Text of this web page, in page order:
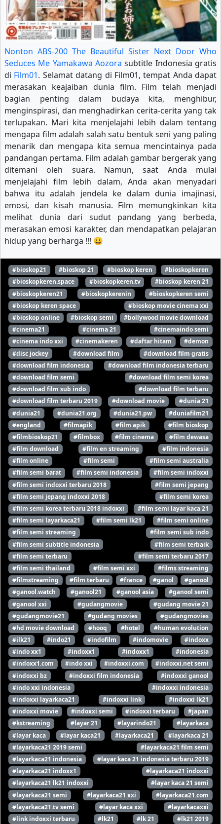
Nonton ABS-200 The Beautiful Sister Next Door Who
Seduces Me Yamakawa Aozora subtitle Indonesia gratis
di Film01. Selamat datang di Film01, tempat Anda dapat
merasakan keajaiban dunia film. Film telah menjadi
bagian penting dalam budaya kita, menghibur,
menginspirasi, dan menghadirkan cerita-cerita yang tak
terlupakan. Mari kita menjelajahi lebih dalam tentang
mengapa film adalah salah satu bentuk seni yang paling
menarik dan mengapa kita semua mencintainya pada
pandangan pertama. Film adalah gambar bergerak yang
ditemani oleh suara. Namun, saat Anda mulai
menjelajahi film lebih dalam, Anda akan menyadari
bahwa itu adalah jendela ke dalam dunia imajinasi,
emosi, dan kisah manusia. Film memungkinkan kita
melihat dunia dari sudut pandang yang berbeda,
merasakan emosi karakter, dan mendapatkan pelajaran
hidup yang berharga !!! 😀
#bioskop21 #bioskop 21 #bioskop keren
#bioskopkeren
#bioskopkeren.space
#bioskopkeren.tv
#bioskop keren 21
#bioskopkeren21
#bioskopkerenin
#bioskopkeren semi
#bioskop keren space
#bioskop movie cinema xxi
#bioskop online
#bioskop semi
#bollywood movie download
#cinema21
#cinema 21
#cinemaindo semi
#cinema indo xxi
#cinemakeren #daftar hitam
#demon
#disc jockey
#download film
#download film gratis
#download film indonesia
#download film indonesia terbaru
#download film semi
#download film semi korea
#download film sub indo
#download film terbaru
#download film terbaru 2019
#download movie
#dunia 21
#dunia21
#dunia21.org #dunia21.pw
#duniafilm21
#england
#filmapik #film apik
#film bioskop
#filmbioskop21
#filmbox #film cinema
#film dewasa
#film download
#film en streaming
#film indonesia
#film online
#film semi
#film semi australia
#film semi barat
#film semi indonesia
#film semi indoxxi
#film semi indoxxi terbaru 2018
#film semi jepang
#film semi jepang indoxxi 2018
#film semi korea
#film semi korea terbaru 2018 indoxxi
#film semi layar kaca 21
#film semi layarkaca21
#film semi lk21
#film semi online
#film semi streaming
#film semi sub indo
#film semi subtitle indonesia
#film semi terbaik
#film semi terbaru
#film semi terbaru 2017
#film semi thailand
#film semi xxi
#films streaming
#filmstreaming
#film terbaru #france #ganol
#ganool
#ganool.watch
#ganool21 #ganool asia
#ganool semi
#ganool xxi
#gudangmovie
#gudang movie 21
#gudangmovie21
#gudang movies
#gudangmovies
#hd movie download
#hooq #hotel
#human evolution
#ilk21
#indo21 #indofilm #indomovie
#indoxx
#indo xx1
#indoxx1 #indoxx1
#indonesia
#indoxx1.com
#indo xxi #indoxxi.com
#indoxxi.net semi
#indoxxi bz
#indoxxi film indonesia
#indoxxi ganool
#indo xxi indonesia
#indoxxi indonesia
#indoxxi layarkaca21
#indoxxi link
#indoxxi lk21
#indoxxi movie
#indoxxi semi #indoxxi terbaru
#japan
#kstreaming
#layar 21 #layarindo21
#layarkaca
#layar kaca
#layar kaca21 #layarkaca21
#layarkaca 21
#layarkaca21 2019 semi
#layarkaca21 film semi
#layarkaca21 indonesia
#layar kaca 21 indonesia terbaru 2019
#layarkaca21 indoxx1
#layarkaca21 indoxxi
#layarkaca21 lk21 indoxxi
#layar kaca 21 semi
#layarkaca21 semi
#layarkaca21 xxi
#layarkaca21.com
#layarkaca21.tv semi
#layar kaca xxi
#layarkacaxxi
#link indoxxi terbaru
#lk21 #lk 21
#lk21 2019